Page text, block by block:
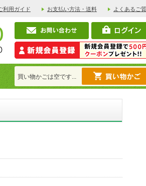
利用ガイド お支払い方法・送料 よくあるご
買い物かごは空です...